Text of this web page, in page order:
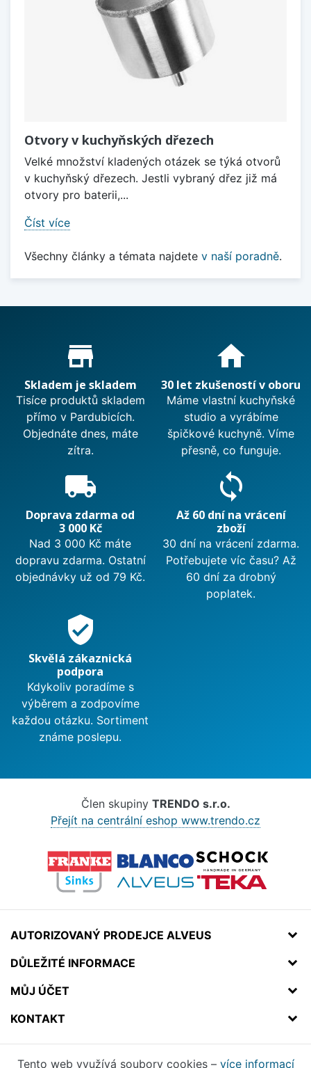
Otvory v kuchyňských dřezech
Velké množství kladených otázek se týká otvorů
v kuchyňský dřezech. Jestli vybraný dřez již má
otvory pro baterii,...
Číst více
Všechny články a témata najdete v naší poradně.
Proč nakupovat u nás?
store_mall_directory
Skladem je skladem
Tisíce produktů skladem
přímo v Pardubicích.
Objednáte dnes, máte
zítra.
home
30 let zkušeností v oboru
Máme vlastní kuchyňské
studio a vyrábíme
špičkové kuchyně. Víme
přesně, co funguje.
local_shipping
Doprava zdarma od
3 000 Kč
Nad 3 000 Kč máte
dopravu zdarma. Ostatní
objednávky už od 79 Kč.
sync
Až 60 dní na vrácení
zboží
30 dní na vrácení zdarma.
Potřebujete víc času? Až
60 dní za drobný
poplatek.
verified_user
Skvělá zákaznická
podpora
Kdykoliv poradíme s
výběrem a zodpovíme
každou otázku. Sortiment
známe poslepu.
Člen skupiny TRENDO s.r.o.
Přejít na centrální eshop www.trendo.cz
AUTORIZOVANÝ PRODEJCE ALVEUS
DŮLEŽITÉ INFORMACE
MŮJ ÚČET
KONTAKT
Tento web využívá soubory cookies – více informací